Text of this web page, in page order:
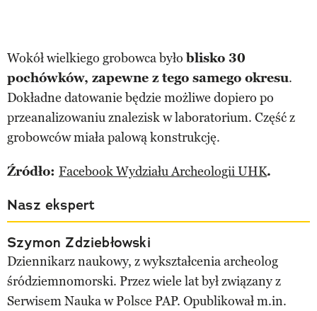
Wokół wielkiego grobowca byłoblisko 30
pochówków, zapewne z tego samego okresu.
Dokładne datowanie będzie możliwe dopiero po
przeanalizowaniu znalezisk w laboratorium. Część z
grobowców miała palową konstrukcję.
Źródło: Facebook Wydziału Archeologii UHK.
Nasz ekspert
Szymon Zdziebłowski
Dziennikarz naukowy, z wykształcenia archeolog
śródziemnomorski. Przez wiele lat był związany z
Serwisem Nauka w Polsce PAP. Opublikował m.in.